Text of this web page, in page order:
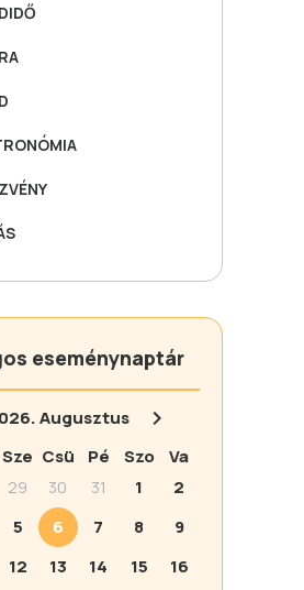
eseménynaptár
Augusztus
Sze Csü Pé Szo
Va
29 30 31 1
2
5 6 7 8
9
12 13 14 15
16